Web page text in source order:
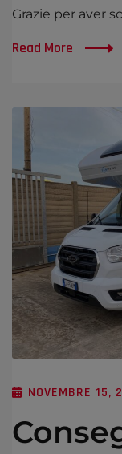
Grazie per aver
Read More
NOVEMBRE 15,